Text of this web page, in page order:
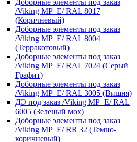
/Viking MP_E/ RAL 8017
(Коричневый)
Доборные элементы под заказ
/Viking MP_E/ RAL 8004
(Терракотовый)
Доборные элементы под заказ
/Viking MP_E/ RAL 7024 (Серый
Графит)
Доборные элементы под заказ
/Viking MP_E/ RAL 3005 (Вишня)
ДЭ под заказ /Viking MP_E/ RAL
6005 (Зеленый мох)
Доборные элементы под заказ
/Viking MP_E/ RR 32 (Темно-
коричневый)